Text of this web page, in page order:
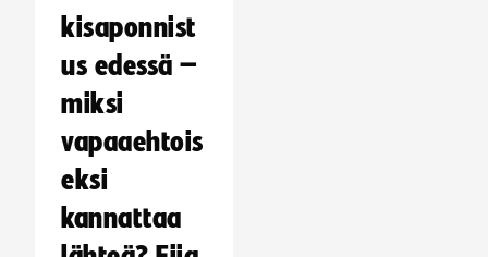
kisaponnist
us edessä –
miksi
vapaaehtois
eksi
kannattaa